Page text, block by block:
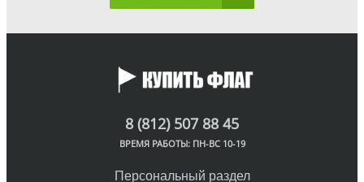
8 (812) 507 88 45
ВРЕМЯ РАБОТЫ: ПН-ВС 10-19
Персональный раздел